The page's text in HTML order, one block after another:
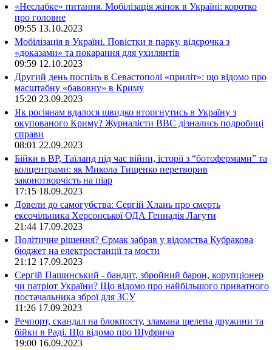
«Неслабке» питання. Мобілізація жінок в Україні: коротко
про головне
09:55 13.10.2023
Мобілізація в Україні. Повістки в парку, відсрочка з
«доказами» та покарання для ухилянтів
09:59 12.10.2023
Другий день поспіль в Севастополі «приліт»: що відомо про
масштабну «бавовну» в Криму
15:20 23.09.2023
Як росіянам вдалося швидко вторгнутись в Україну з
окупованого Криму? Журналісти ВВС дізнались подробиці
справи
08:01 22.09.2023
Бійки в ВР, Таїланд під час війни, історії з “ботофермами” та
колцентрами: як Микола Тищенко перетворив
законотворчість на піар
17:15 18.09.2023
Довели до самогубства: Сергій Хлань про смерть
ексочільника Херсонської ОДА Геннадія Лагути
21:44 17.09.2023
Політичне рішення? Єрмак забрав у відомства Кубракова
бюджет на електростанції та мости
21:12 17.09.2023
Сергій Пашинський - бандит, збройний барон, корупціонер
чи патріот України? Що відомо про найбільшого приватного
постачальника зброї для ЗСУ
11:26 17.09.2023
Речпорт, скандал на блокпосту, зламана щелепа дружини та
бійки в Раді. Що відомо про Шуфрича
19:00 16.09.2023